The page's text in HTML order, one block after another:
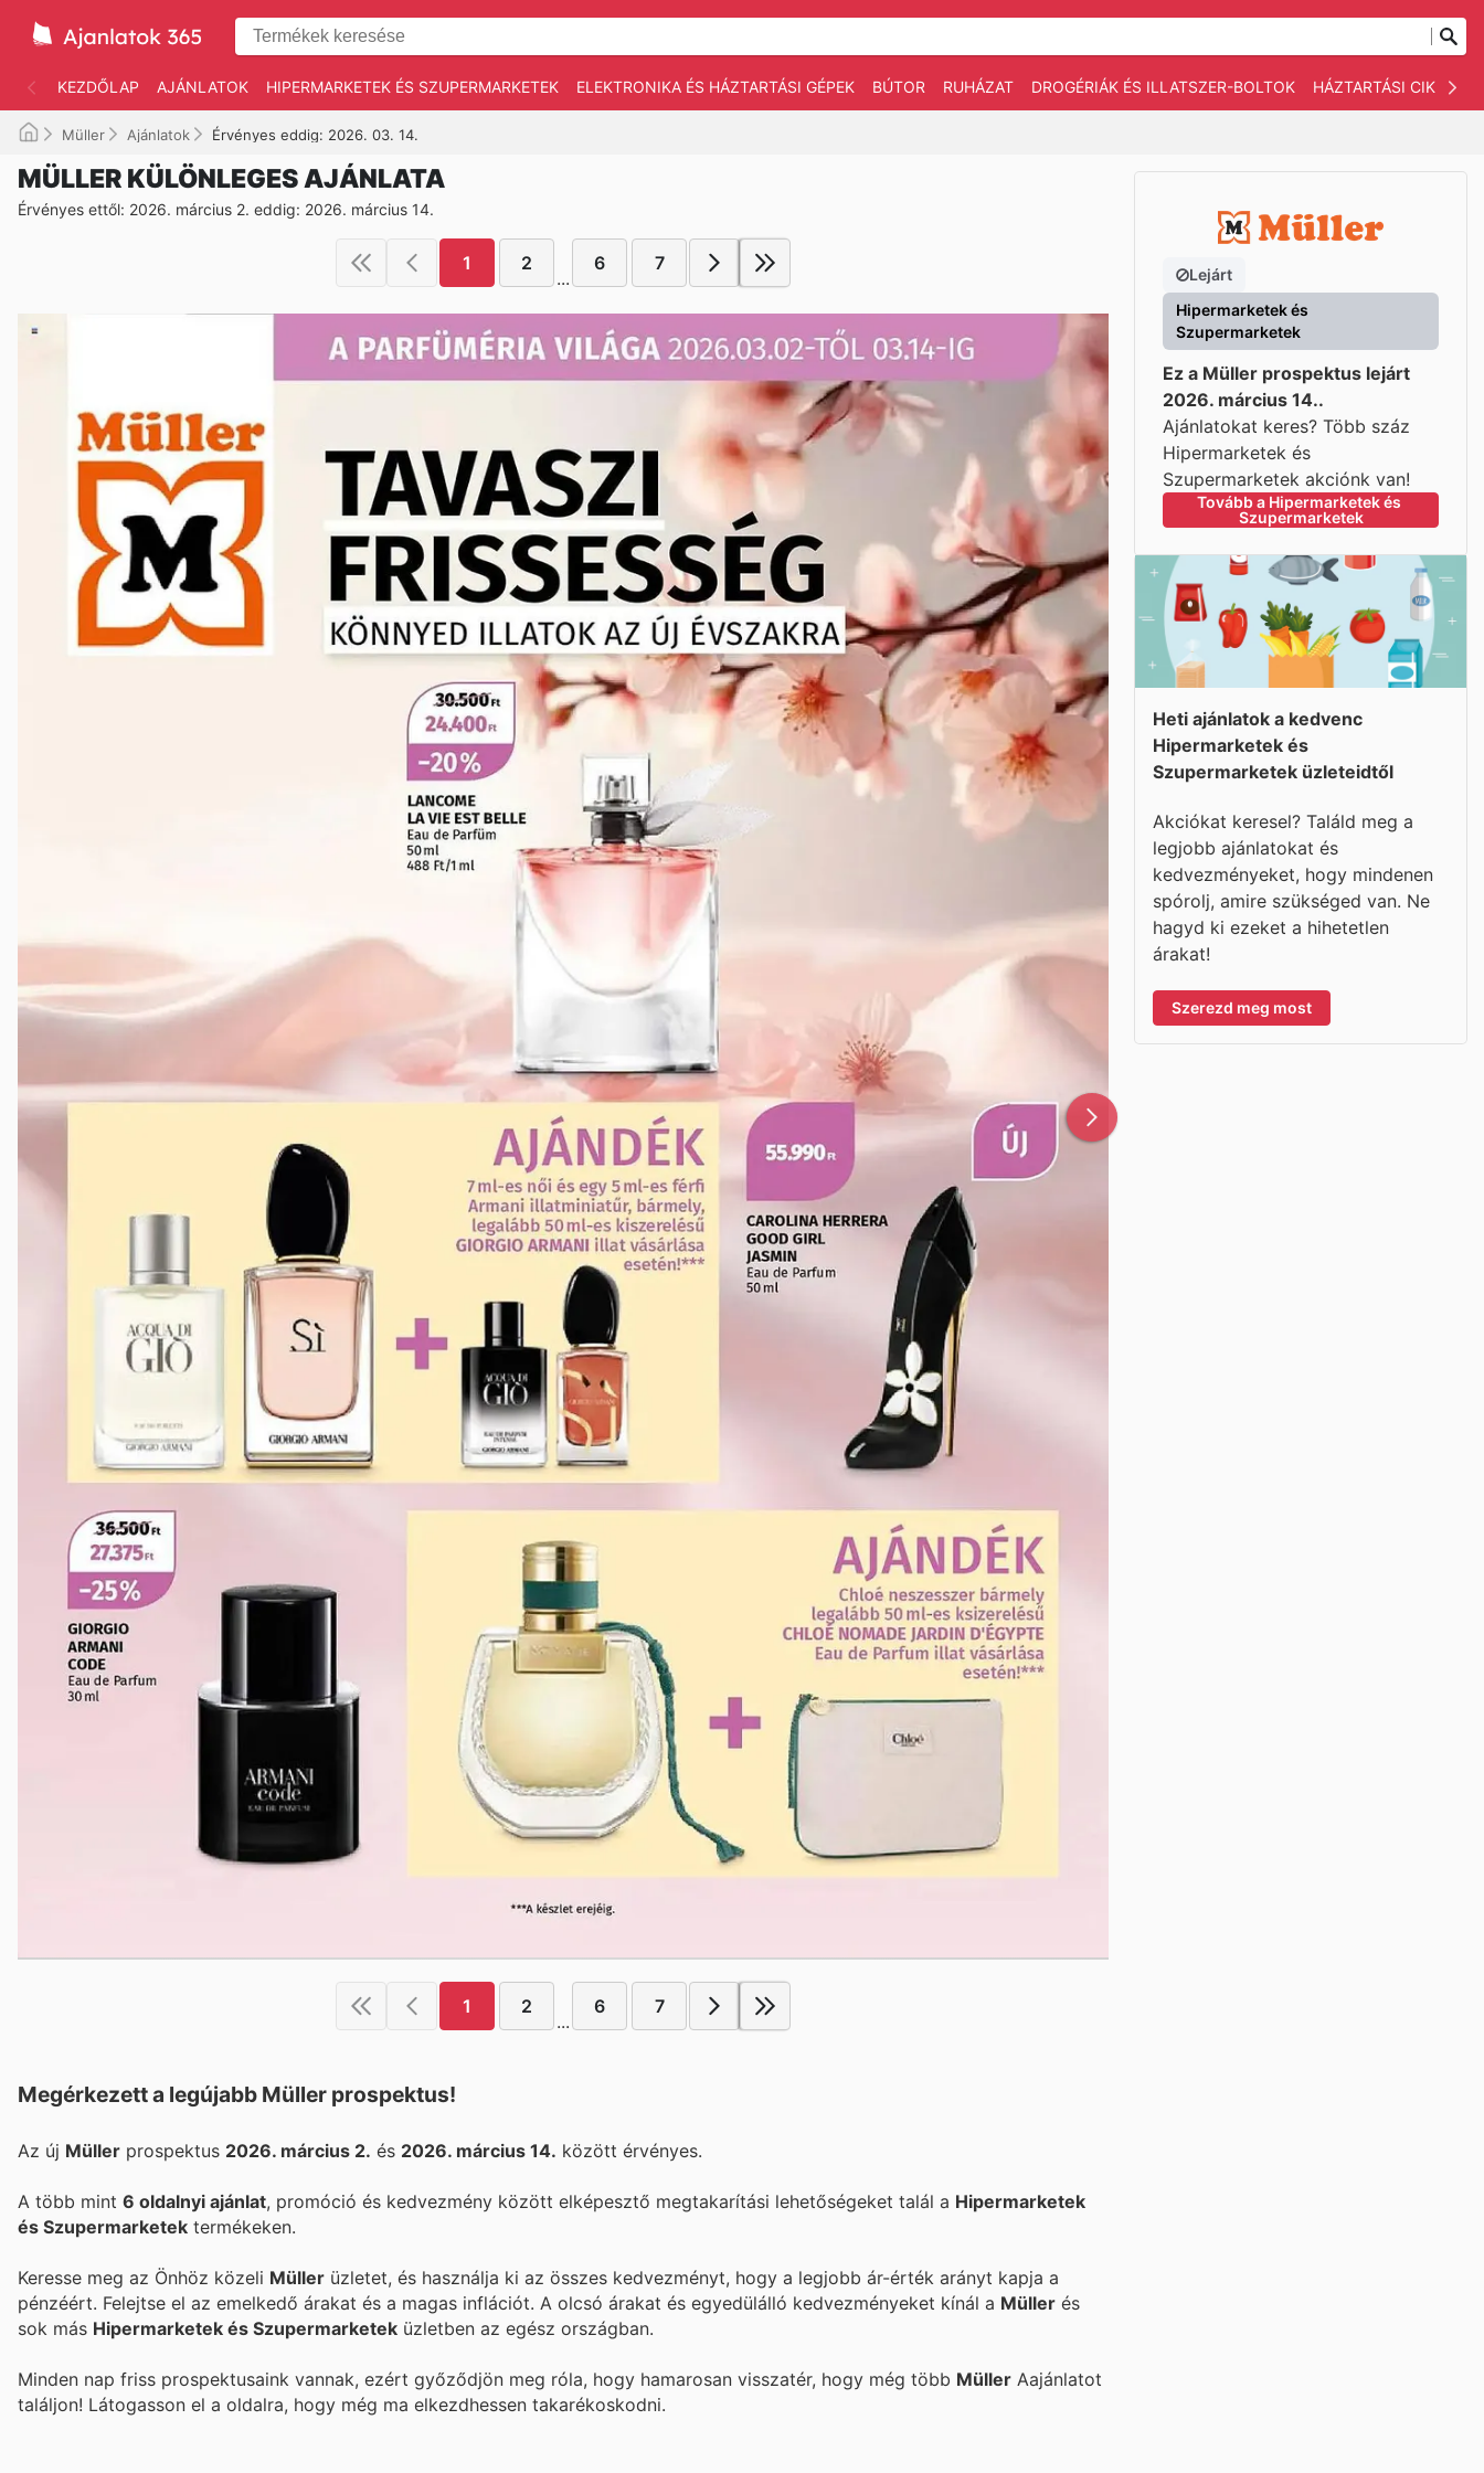
KEZDŐLAP AJÁNLATOK HIPERMARKETEK ÉS SZUPERMARKETEK ELEKTRONIKA ÉS HÁZTARTÁSI GÉPEK BÚTOR RUHÁZAT DROGÉRIÁK ÉS ILLATSZER-BOLTOK HÁZTARTÁSI CIKKEK
Müller Ajánlatok Érvényes eddig: 2026. 03. 14.
MÜLLER KÜLÖNLEGES AJÁNLATA
Érvényes ettől: 2026. március 2. eddig: 2026. március 14.
1 2
...
6 7
1 2
...
6 7
Megérkezett a legújabb Müller prospektus!
Az új Müller prospektus 2026. március 2. és 2026. március 14. között érvényes.
A több mint 6 oldalnyi ajánlat, promóció és kedvezmény között elképesztő megtakarítási lehetőségeket talál a Hipermarketek
és Szupermarketek termékeken.
Keresse meg az Önhöz közeli Müller üzletet, és használja ki az összes kedvezményt, hogy a legjobb ár-érték arányt kapja a
pénzéért. Felejtse el az emelkedő árakat és a magas inflációt. A olcsó árakat és egyedülálló kedvezményeket kínál a Müller és
sok más Hipermarketek és Szupermarketek üzletben az egész országban.
Minden nap friss prospektusaink vannak, ezért győződjön meg róla, hogy hamarosan visszatér, hogy még több Müller Aajánlatot
találjon! Látogasson el a oldalra, hogy még ma elkezdhessen takarékoskodni.
Lejárt
Hipermarketek és
Szupermarketek
Ez a Müller prospektus lejárt
2026. március 14..
Ajánlatokat keres? Több száz
Hipermarketek és
Szupermarketek akciónk van!
Tovább a Hipermarketek és
Szupermarketek
Heti ajánlatok a kedvenc
Hipermarketek és
Szupermarketek üzleteidtől
Akciókat keresel? Találd meg a
legjobb ajánlatokat és
kedvezményeket, hogy mindenen
spórolj, amire szükséged van. Ne
hagyd ki ezeket a hihetetlen
árakat!
Szerezd meg most